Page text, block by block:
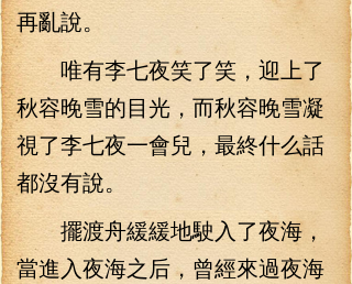
再亂說。
唯有李七夜笑了笑，迎上了
秋容晚雪的目光，而秋容晚雪凝
視了李七夜一會兒，最終什么話
都沒有說。
擺渡舟緩緩地駛入了夜海，
當進入夜海之后，曾經來過夜海